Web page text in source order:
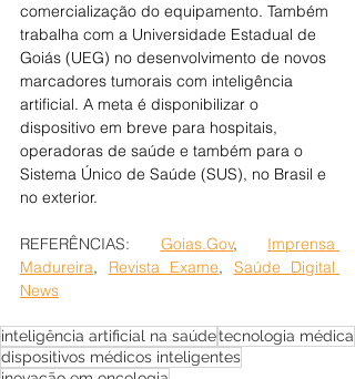
comercialização do equipamento. Também
trabalha com a Universidade Estadual de
Goiás (UEG) no desenvolvimento de novos
marcadores tumorais com inteligência
artificial. A meta é disponibilizar o
dispositivo em breve para hospitais,
operadoras de saúde e também para o
Sistema Único de Saúde (SUS), no Brasil e
no exterior.
REFERÊNCIAS: Goias.Gov, Imprensa
Madureira, Revista Exame, Saúde Digital
News
inteligência artificial na saúdetecnologia médica
dispositivos médicos inteligentes